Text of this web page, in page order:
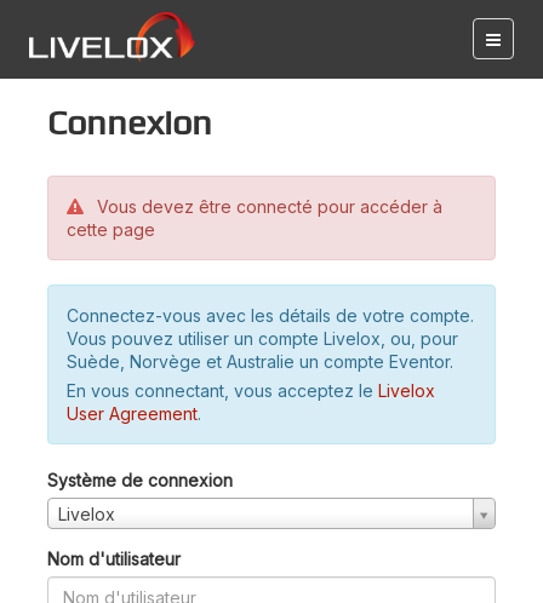
Connexion
Vous devez être connecté pour accéder à
cette page
Connectez-vous avec les détails de votre compte.
Vous pouvez utiliser un compte Livelox, ou, pour
Suède, Norvège et Australie un compte Eventor.
En vous connectant, vous acceptez le Livelox
User Agreement.
Système de connexion
Livelox
Nom d'utilisateur